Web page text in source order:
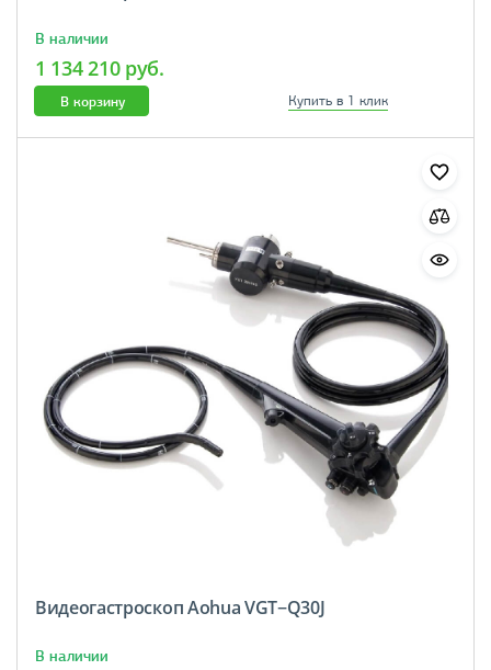
В наличии
1 134 210 руб.
В корзину Купить в 1 клик
Видеогастроскоп Aohua VGT−Q30J
В наличии